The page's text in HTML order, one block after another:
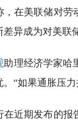
，在美联储对劳
差异成为对美联
助理经济学家哈
。“如果通胀压
在近期发布的报